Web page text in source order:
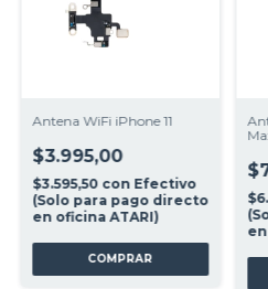
Antena WiFi iPhone 11
$3.995,00
$3.595,50 con Efectivo
(Solo para pago directo
en oficina ATARI)